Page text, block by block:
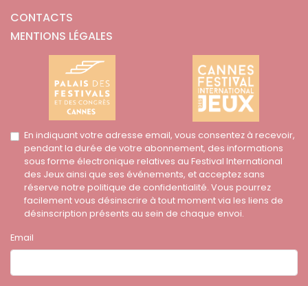
CONTACTS
MENTIONS LÉGALES
En indiquant votre adresse email, vous consentez à recevoir,
pendant la durée de votre abonnement, des informations
sous forme électronique relatives au Festival International
des Jeux ainsi que ses événements, et acceptez sans
réserve notre politique de confidentialité. Vous pourrez
facilement vous désinscrire à tout moment via les liens de
désinscription présents au sein de chaque envoi.
Email